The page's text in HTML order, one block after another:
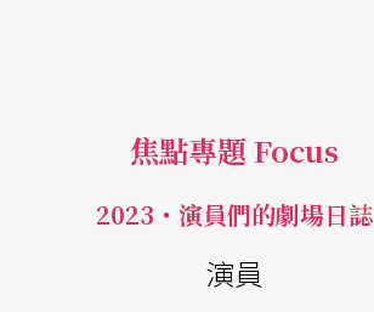
焦點專題 Focus
2023・演員們的劇場日誌
演員